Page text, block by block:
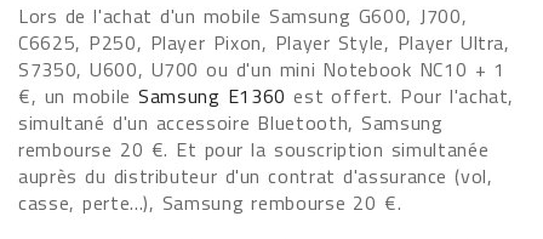
Lors de l'achat d'un mobile Samsung G600, J700,
C6625, P250, Player Pixon, Player Style, Player Ultra,
S7350, U600, U700 ou d'un mini Notebook NC10 + 1
€, un mobileSamsung E1360est offert. Pour l'achat,
simultané d'un accessoire Bluetooth, Samsung
rembourse 20 €. Et pour la souscription simultanée
auprès du distributeur d'un contrat d'assurance (vol,
casse, perte...), Samsung rembourse 20 €.